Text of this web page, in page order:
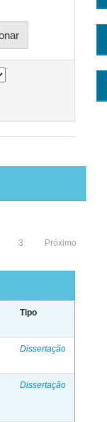
3 Próximo
Tipo
Dissertação
Dissertação